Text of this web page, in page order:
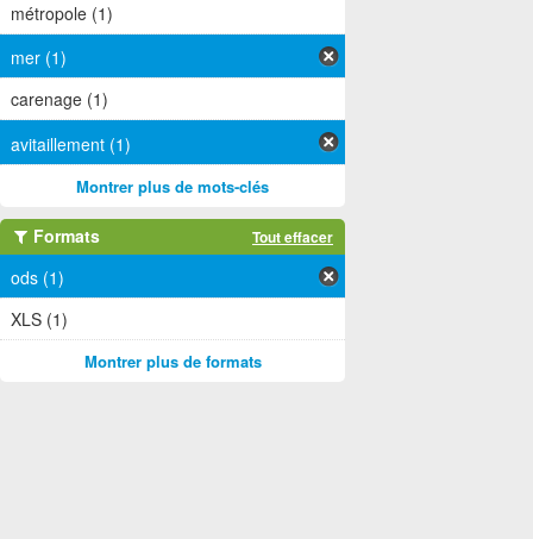
métropole (1)
mer (1)
carenage (1)
avitaillement (1)
Montrer plus de mots-clés
Formats Tout effacer
ods (1)
XLS (1)
Montrer plus de formats